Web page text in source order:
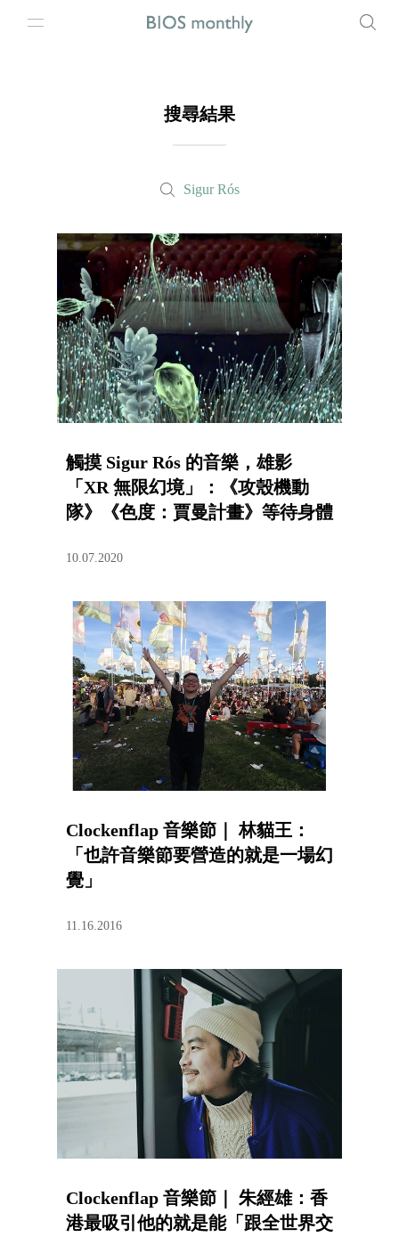
搜尋結果
Sigur Rós
觸摸 Sigur Rós 的音樂，雄影
「XR 無限幻境」：《攻殼機動
隊》《色度：賈曼計畫》等待身體
10.07.2020
Clockenflap 音樂節｜ 林貓王：
「也許音樂節要營造的就是一場幻
覺」
11.16.2016
Clockenflap 音樂節｜ 朱經雄：香
港最吸引他的就是能「跟全世界交